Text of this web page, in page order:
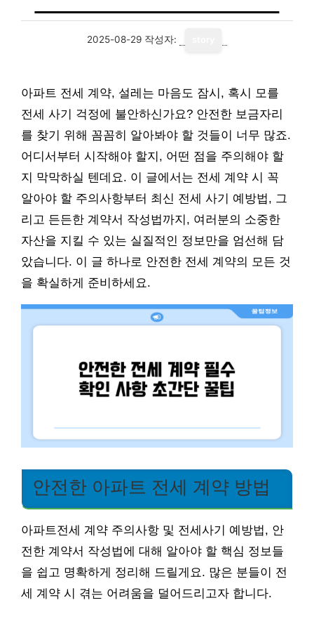
2025-08-29 작성자:
아파트 전세 계약, 설레는 마음도 잠시, 혹시 모를
전세 사기 걱정에 불안하신가요? 안전한 보금자리
를 찾기 위해 꼼꼼히 알아봐야 할 것들이 너무 많죠.
어디서부터 시작해야 할지, 어떤 점을 주의해야 할
지 막막하실 텐데요. 이 글에서는 전세 계약 시 꼭
알아야 할 주의사항부터 최신 전세 사기 예방법, 그
리고 든든한 계약서 작성법까지, 여러분의 소중한
자산을 지킬 수 있는 실질적인 정보만을 엄선해 담
았습니다. 이 글 하나로 안전한 전세 계약의 모든 것
을 확실하게 준비하세요.
안전한 아파트 전세 계약 방법
아파트전세 계약 주의사항 및 전세사기 예방법, 안
전한 계약서 작성법에 대해 알아야 할 핵심 정보들
을 쉽고 명확하게 정리해 드릴게요. 많은 분들이 전
세 계약 시 겪는 어려움을 덜어드리고자 합니다.